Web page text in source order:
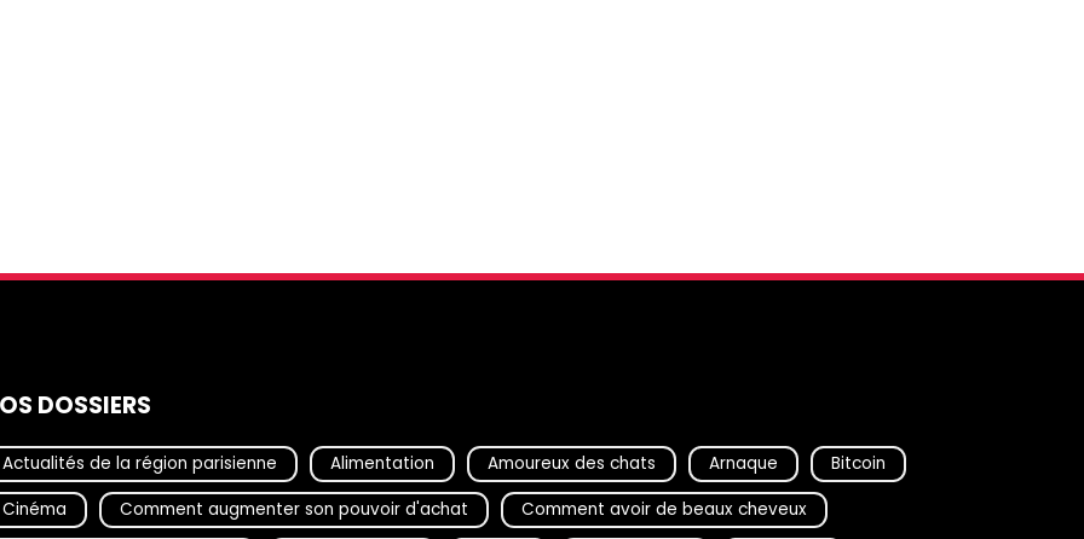
DOSSIERS
Actualités de la région parisienne Alimentation Amoureux des chats Arnaque
Bitcoin
Cinéma
Comment augmenter son pouvoir d'achat Comment avoir de beaux cheveux